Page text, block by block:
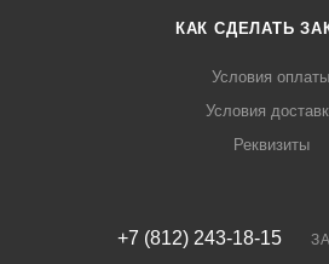
КАК СДЕЛАТЬ
Условия оплаты
Условия
Реквизиты
+7 (812) 243-18-15